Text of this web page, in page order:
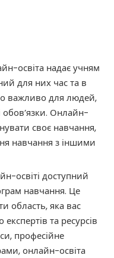
освіта надає учням
для них час та в
важливо для людей,
обов’язки. Онлайн-
своє навчання,
навчання з іншими
освіті доступний
навчання. Це
область, яка вас
та ресурсів
професійне
онлайн-освіта